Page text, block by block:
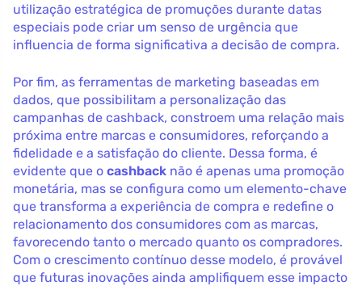
utilização estratégica de promuções durante datas
especiais pode criar um senso de urgência que
influencia de forma significativa a decisão de compra.
Por fim, as ferramentas de marketing baseadas em
dados, que possibilitam a personalização das
campanhas de cashback, constroem uma relação mais
próxima entre marcas e consumidores, reforçando a
fidelidade e a satisfação do cliente. Dessa forma, é
evidente que o cashback não é apenas uma promoção
monetária, mas se configura como um elemento-chave
que transforma a experiência de compra e redefine o
relacionamento dos consumidores com as marcas,
favorecendo tanto o mercado quanto os compradores.
Com o crescimento contínuo desse modelo, é provável
que futuras inovações ainda amplifiquem esse impacto